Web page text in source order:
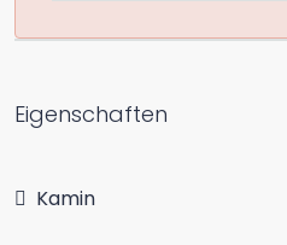
Eigenschaften
Kamin